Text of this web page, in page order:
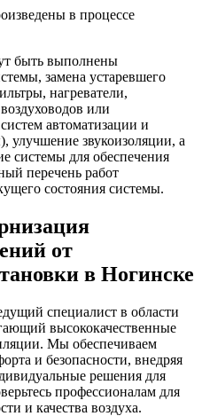
в процессе
быть выполнены
замена устаревшего
нагреватели,
или
автоматизации и
улучшение звукоизоляции, а
системы для обеспечения
перечень работ
состояния системы.
от
в Ногинске
специалист в области
высококачественные
Мы обеспечиваем
и безопасности, внедряя
решения для
профессионалам для
и качества воздуха.